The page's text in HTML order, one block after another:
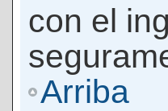
con el
Arriba